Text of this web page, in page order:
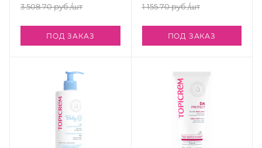
3 508.70руб./шт
ПОД ЗАКАЗ
1 155.70руб./шт
ПОД ЗАКАЗ